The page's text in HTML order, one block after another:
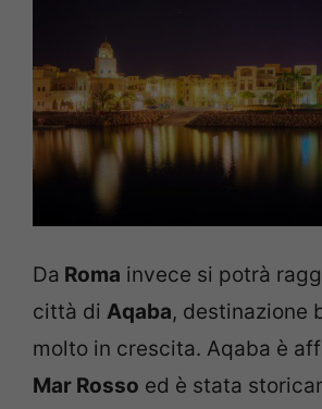
Da Roma invece si potrà
città di Aqaba, destinazione
molto in crescita. Aqaba è
Mar Rosso ed è stata